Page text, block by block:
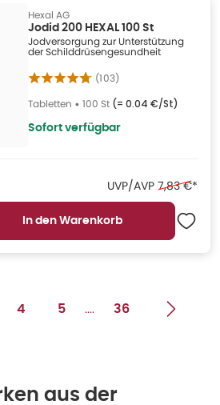
Hexal AG
Jodid 200 HEXAL 100 St
Jodversorgung zur Unterstützung
der Schilddrüsengesundheit
(103)
Tabletten • 100 St (= 0.04 €/St)
Sofort verfügbar
UVP/AVP 7,83 €*
In den Warenkorb
4 5 .... 36
aus der